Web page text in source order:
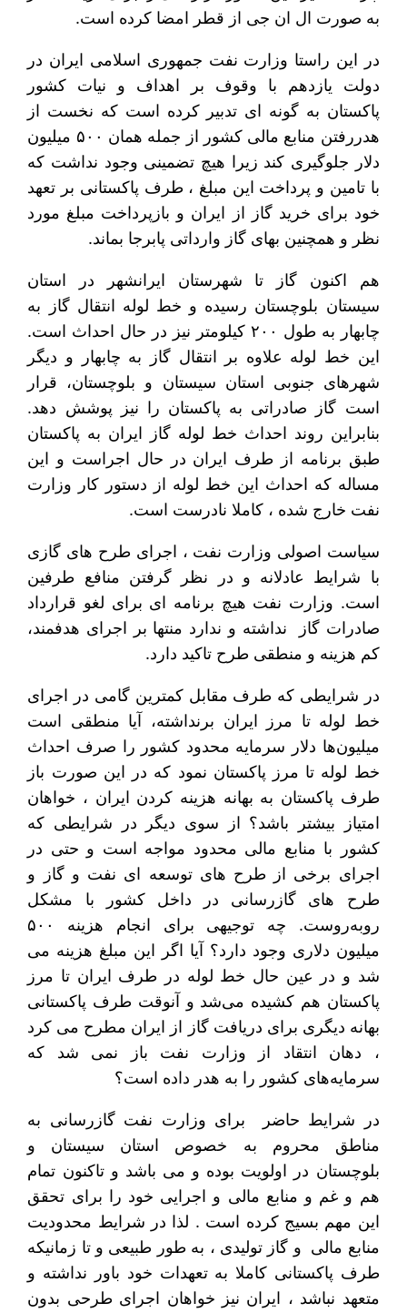
به صورت ال ان جی از قطر امضا کرده است.
در این راستا وزارت نفت جمهوری اسلامی ایران در
دولت یازدهم با وقوف بر اهداف و نیات کشور
پاکستان به گونه ای تدبیر کرده است که نخست از
هدررفتن منابع مالی کشور از جمله همان ۵۰۰ میلیون
دلار جلوگیری کند زیرا هیچ تضمینی وجود نداشت که
با تامین و پرداخت این مبلغ ، طرف پاکستانی بر تعهد
خود برای خرید گاز از ایران و بازپرداخت مبلغ مورد
نظر و همچنین بهای گاز وارداتی پابرجا بماند.
هم اکنون گاز تا شهرستان ایرانشهر در استان
سیستان بلوچستان رسیده و خط لوله انتقال گاز به
چابهار به طول ۲۰۰ کیلومتر نیز در حال احداث است.
این خط لوله علاوه بر انتقال گاز به چابهار و دیگر
شهرهای جنوبی استان سیستان و بلوچستان، قرار
است گاز صادراتی به پاکستان را نیز پوشش دهد.
بنابراین روند احداث خط لوله گاز ایران به پاکستان
طبق برنامه از طرف ایران در حال اجراست و این
مساله که احداث این خط لوله از دستور کار وزارت
نفت خارج شده ، کاملا نادرست است.
سیاست اصولی وزارت نفت ، اجرای طرح های گازی
با شرایط عادلانه و در نظر گرفتن منافع طرفین
است. وزارت نفت هیچ برنامه ای برای لغو قرارداد
صادرات گاز نداشته و ندارد منتها بر اجرای هدفمند،
کم هزینه و منطقی طرح تاکید دارد.
در شرایطی که طرف مقابل کمترین گامی در اجرای
خط لوله تا مرز ایران برنداشته، آیا منطقی است
میلیون‌ها دلار سرمایه محدود کشور را صرف احداث
خط لوله تا مرز پاکستان نمود که در این صورت باز
طرف پاکستان به بهانه هزینه کردن ایران ، خواهان
امتیاز بیشتر باشد؟ از سوی دیگر در شرایطی که
کشور با منابع مالی محدود مواجه است و حتی در
اجرای برخی از طرح های توسعه ای نفت و گاز و
طرح های گازرسانی در داخل کشور با مشکل
روبه‌روست. چه توجیهی برای انجام هزینه ۵۰۰
میلیون دلاری وجود دارد؟ آیا اگر این مبلغ هزینه می
شد و در عین حال خط لوله در طرف ایران تا مرز
پاکستان هم کشیده می‌شد و آنوقت طرف پاکستانی
بهانه دیگری برای دریافت گاز از ایران مطرح می کرد
، دهان انتقاد از وزارت نفت باز نمی شد که
سرمایه‌های کشور را به هدر داده است؟
در شرایط حاضر برای وزارت نفت گازرسانی به
مناطق محروم به خصوص استان سیستان و
بلوچستان در اولویت بوده و می باشد و تاکنون تمام
هم و غم و منابع مالی و اجرایی خود را برای تحقق
این مهم بسیج کرده است . لذا در شرایط محدودیت
منابع مالی و گاز تولیدی ، به طور طبیعی و تا زمانیکه
طرف پاکستانی کاملا به تعهدات خود باور نداشته و
متعهد نباشد ، ایران نیز خواهان اجرای طرحی بدون